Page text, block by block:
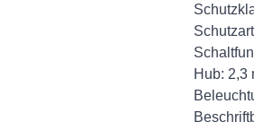
Hub: 2,3